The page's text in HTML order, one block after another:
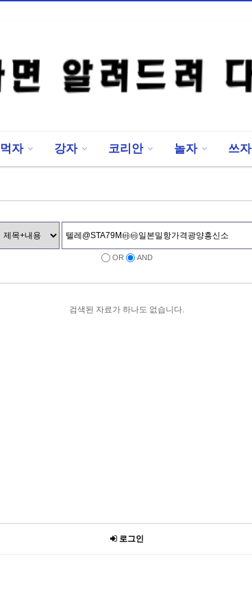
먹자 강자 코리안 놀자 쓰자
OR AND
검색된 자료가 하나도 없습니다.
로그인